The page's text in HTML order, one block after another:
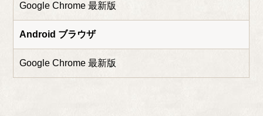
Google Chrome 最新版
Android ブラウザ
Google Chrome 最新版